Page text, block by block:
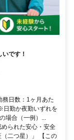
です！
務日数：1ヶ月あた
勤か夜勤いずれを
場合（一例）...
られた安心・安全
二つ星）」 【この